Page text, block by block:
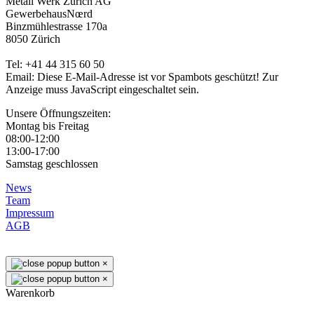
GewerbehausNœrd
Binzmühlestrasse 170a
8050 Zürich
Tel: +41 44 315 60 50
Email: Diese E-Mail-Adresse ist vor Spambots geschützt! Zur
Anzeige muss JavaScript eingeschaltet sein.
Unsere Öffnungszeiten:
Montag bis Freitag
08:00-12:00
13:00-17:00
Samstag geschlossen
News
Team
Impressum
AGB
×
×
Warenkorb